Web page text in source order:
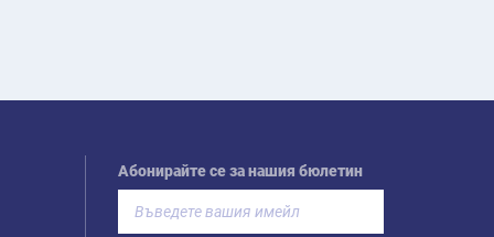
Абонирайте се за нашия бюлетин